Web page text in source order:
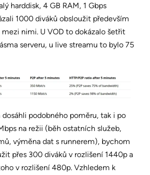
harddisk, 4 GB RAM, 1 Gbps
1000 diváků obsloužit především
nimi. U VOD to dokázalo šetřit
serveru, u live streamu to bylo 75
podobného poměru, tak i po
na režii (běh ostatních služeb,
výměna dat s runnerem), bychom
přes 300 diváků v rozlišení 1440p a
v rozlišení 480p. Vzhledem k